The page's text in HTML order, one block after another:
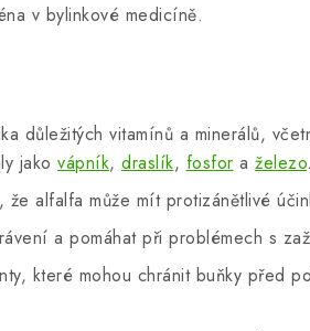
v bylinkové medicíně.
důležitých vitamínů a minerálů,
jako vápník, draslík, fosfor a železo.
alfalfa může mít protizánětlivé
a pomáhat při problémech s
které mohou chránit buňky před